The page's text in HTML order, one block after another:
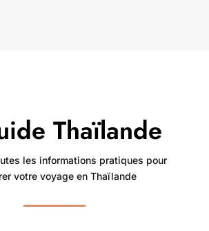
Thaïlande
les informations pratiques pour
votre voyage en Thaïlande